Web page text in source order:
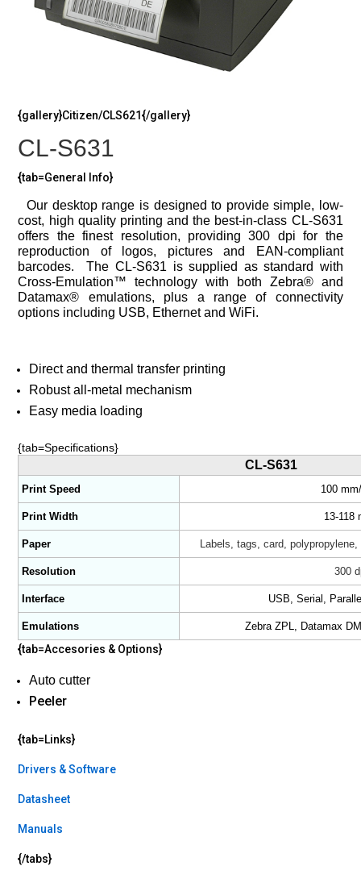
{gallery}Citizen/CLS621{/gallery}
CL-S631
{tab=General Info}
Our desktop range is designed to provide simple, low-
cost, high quality printing and the best-in-class CL-S631
offers the finest resolution, providing 300 dpi for the
reproduction of logos, pictures and EAN-compliant
barcodes. The CL-S631 is supplied as standard with
Cross-Emulation™ technology with both Zebra® and
Datamax® emulations, plus a range of connectivity
options including USB, Ethernet and WiFi.
Direct and thermal transfer printing
Robust all-metal mechanism
Easy media loading
{tab=Specifications}
CL-S631
Print Speed 100
Print Width 13-118
Paper Labels, tags, card,
Resolution 300
Interface USB, Serial,
Emulations Zebra ZPL, Datamax
{tab=Accesories & Options}
Auto cutter
Peeler
{tab=Links}
Drivers & Software
Datasheet
Manuals
{/tabs}